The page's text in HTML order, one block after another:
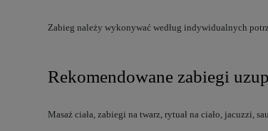
Zabieg należy wykonywać według indywidualnych
Rekomendowane zabiegi
Masaż ciała, zabiegi na twarz, rytuał na ciało, jacuzzi,